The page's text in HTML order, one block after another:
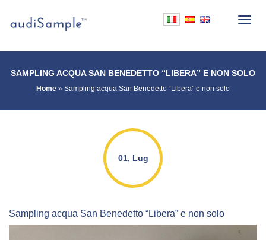
SAMPLING ACQUA SAN BENEDETTO “LIBERA” E NON SOLO
Home » Sampling acqua San Benedetto “Libera” e non solo
01, Lug
Sampling acqua San Benedetto “Libera” e non solo